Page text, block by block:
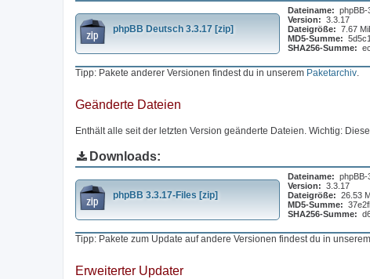
phpBB Deutsch 3.3.17 [zip]
Dateiname: phpBB-
Version: 3.3.17
Dateigröße: 7.67
MD5-Summe:
SHA256-Summe:
Tipp: Pakete anderer Versionen findest du in unserem Paketarchiv.
Geänderte Dateien
Enthält alle seit der letzten Version geänderte Dateien. Wichtig:
Downloads:
phpBB 3.3.17-Files [zip]
Dateiname: phpBB-
Version: 3.3.17
Dateigröße: 26.53
MD5-Summe:
SHA256-Summe:
Tipp: Pakete zum Update auf andere Versionen findest du in unserem
Erweiterter Updater